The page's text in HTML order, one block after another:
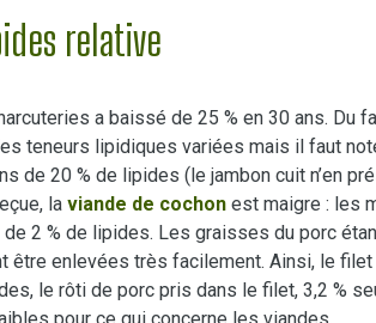
relative
a baissé de 25 % en 30 ans. Du
teneurs lipidiques variées mais il faut
de 20 % de lipides (le jambon cuit n’en
laviande de cochon est maigre : les
2 % de lipides. Les graisses du porc
être enlevées très facilement. Ainsi, le
le rôti de porc pris dans le filet, 3,2 %